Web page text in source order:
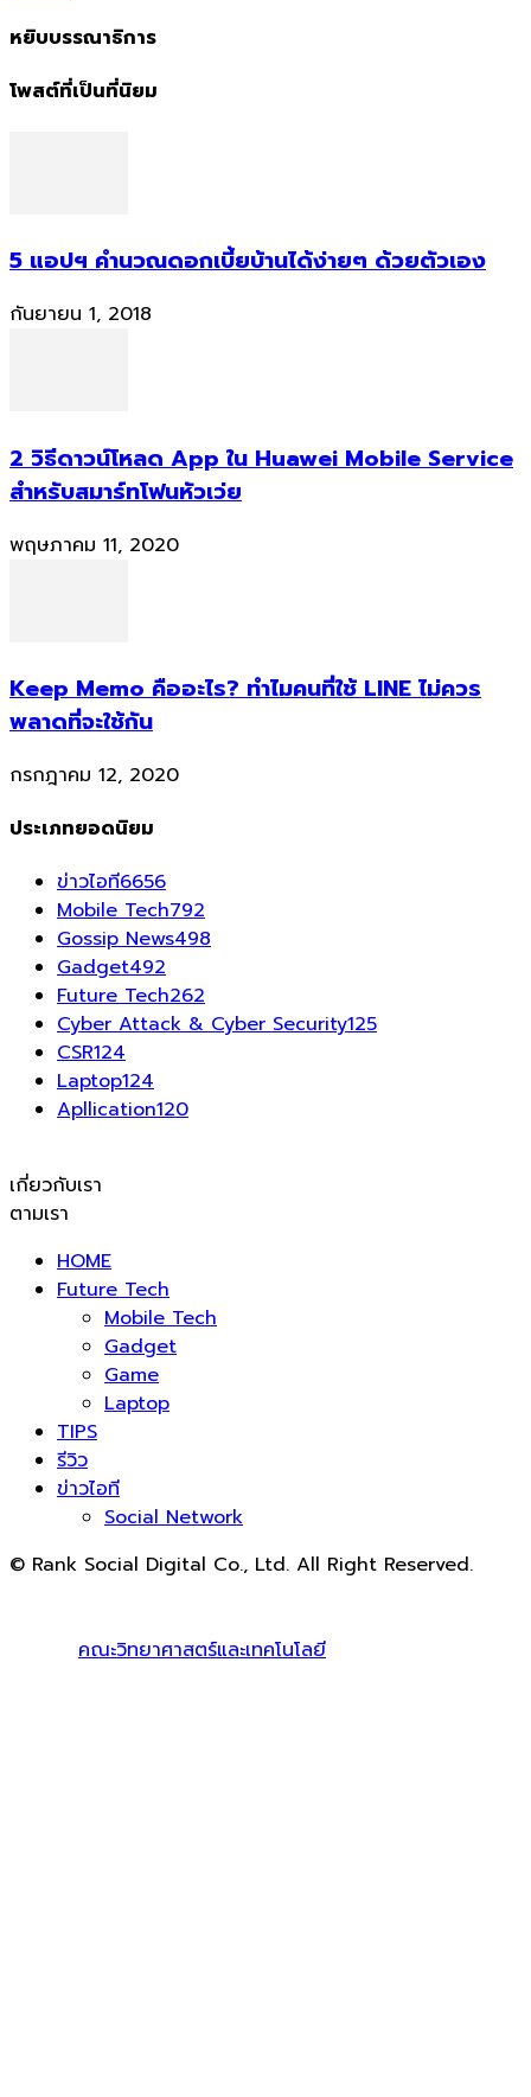
หยิบบรรณาธิการ
โพสต์ที่เป็นที่นิยม
5 แอปฯ คำนวณดอกเบี้ยบ้านได้ง่ายๆ ด้วยตัวเอง
กันยายน 1, 2018
2 วิธีดาวน์โหลด App ใน Huawei Mobile Service
สำหรับสมาร์ทโฟนหัวเว่ย
พฤษภาคม 11, 2020
Keep Memo คืออะไร? ทำไมคนที่ใช้ LINE ไม่ควร
พลาดที่จะใช้กัน
กรกฎาคม 12, 2020
ประเภทยอดนิยม
ข่าวไอที6656
Mobile Tech792
Gossip News498
Gadget492
Future Tech262
Cyber Attack & Cyber Security125
CSR124
Laptop124
Apllication120
เกี่ยวกับเรา
ตามเรา
HOME
Future Tech
Mobile Tech
Gadget
Game
Laptop
TIPS
รีวิว
ข่าวไอที
Social Network
© Rank Social Digital Co., Ltd. All Right Reserved.
คณะวิทยาศาสตร์และเทคโนโลยี